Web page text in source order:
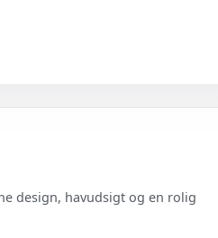
design, havudsigt og en rolig